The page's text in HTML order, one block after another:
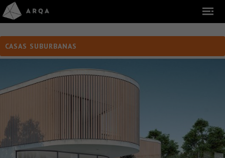
CASAS SUBURBANAS